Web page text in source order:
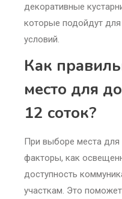
декоративные
которые подойдут
условий.
Как
место для
12 соток?
При выборе места для
факторы, как
доступность
участкам. Это